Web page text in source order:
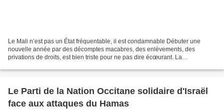
Le Mali n’est pas un État fréquentable, il est condamnable Débuter une
nouvelle année par des décomptes macabres, des enlèvements, des
privations de droits, est bien triste pour ne pas dire écœurant. La
Le Parti de la Nation Occitane solidaire d'Israël
face aux attaques du Hamas